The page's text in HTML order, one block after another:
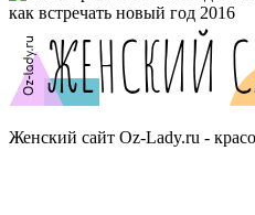
как встречать новый год 2016
Женский сайт Oz-Lady.ru -